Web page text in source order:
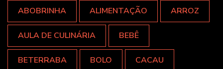
ABOBRINHA ALIMENTAÇÃO ARROZ
AULA DE CULINÁRIA BEBÊ
BETERRABA BOLO CACAU